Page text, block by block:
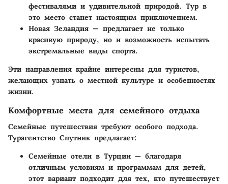
фестивалями и удивительной природой. Тур в
это место станет настоящим приключением.
Новая Зеландия — предлагает не только
красивую природу, но и возможность испытать
экстремальные виды спорта.
Эти направления крайне интересны для туристов,
желающих узнать о местной культуре и особенностях
жизни.
Комфортные места для семейного отдыха
Семейные путешествия требуют особого подхода.
Турагентство Спутник предлагает:
Семейные отели в Турции — благодаря
отличным условиям и программам для детей,
этот вариант подходит для тех, кто путешествует